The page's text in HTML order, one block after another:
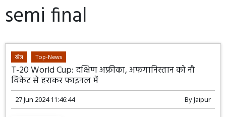
semi final
खेल Top-News
T-20 World Cup: दक्षिण अफ्रीका, अफगानिस्तान को नौ
विकेट से हराकर फाइनल में
27 Jun 2024 11:46:44 ByJaipur